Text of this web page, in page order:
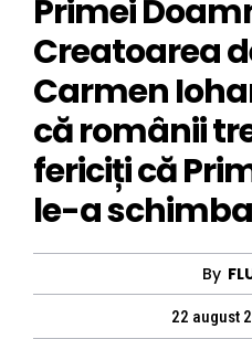
Primei
Creatoarea
Carmen
că românii
fericiți că
le-a
By
22 august